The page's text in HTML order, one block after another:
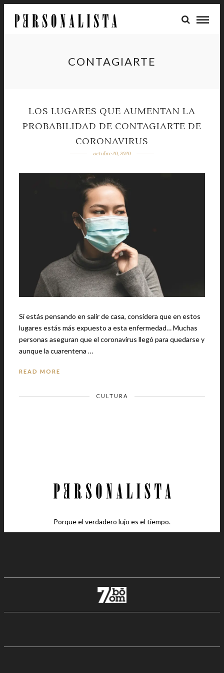
CONTAGIARTE
LOS LUGARES QUE AUMENTAN LA
PROBABILIDAD DE CONTAGIARTE DE
CORONAVIRUS
octubre 20, 2020
Si estás pensando en salir de casa, considera que en estos
lugares estás más expuesto a esta enfermedad… Muchas
personas aseguran que el coronavirus llegó para quedarse y
aunque la cuarentena …
READ MORE
CULTURA
Porque el verdadero lujo es el tiempo.